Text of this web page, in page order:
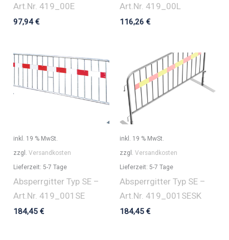
Art.Nr. 419_00E
97,94€
Art.Nr. 419_00L
116,26 €
inkl. 19 % MwSt.
zzgl.Versandkosten
Lieferzeit: 5-7 Tage
Absperrgitter Typ SE –
Art.Nr. 419_001SE
184,45€
inkl. 19 % MwSt.
zzgl. Versandkosten
Lieferzeit: 5-7 Tage
Absperrgitter Typ SE –
Art.Nr. 419_001SESK
184,45 €